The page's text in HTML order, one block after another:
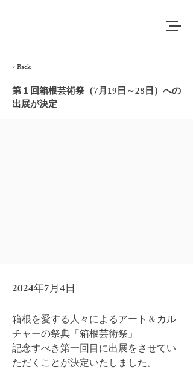
< Back
第１回箱根芸術祭（7月19日～28日）への
出展が決定
2024年7月4日
箱根を愛する人々によるアート＆カル
チャーの祭典「箱根芸術祭」
記念すべき第一回目に出展をさせてい
ただくことが決定いたしました。